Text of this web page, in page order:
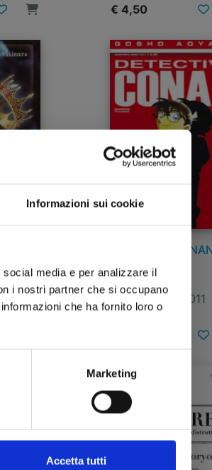
Informazioni sui cookie
media e per analizzare il
i nostri partner che si occupano
che ha fornito loro o
Marketing
Accetta tutti
€ 4,50
DETECTIVE
07/04/2011